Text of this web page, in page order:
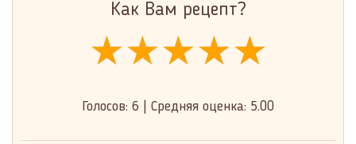
Как Вам рецепт?
★★★★★
★★★★★
★★★★★
Голосов: 6 Средняя оценка: 5.00